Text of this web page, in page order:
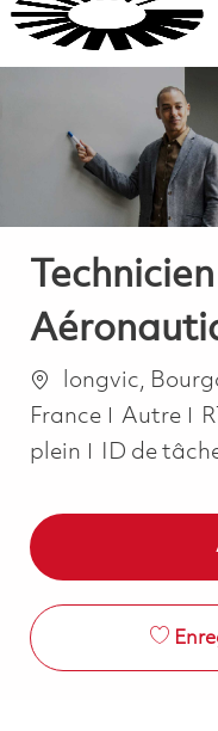
Emplacement
longvic,
France
Autre
plein
ID de